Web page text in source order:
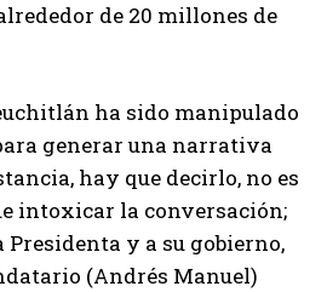
de 20 millones de
ha sido manipulado
generar una narrativa
hay que decirlo, no es
intoxicar la conversación;
Presidenta y a su gobierno,
(Andrés Manuel)